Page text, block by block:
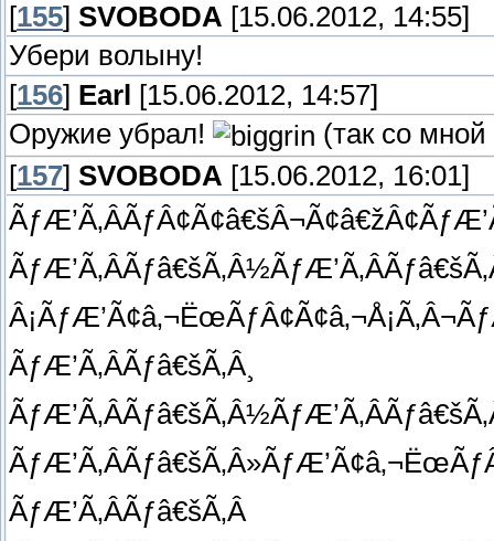
[155] SVOBODA [15.06.2012, 14:55]
Убери волыну!
[156] Earl
[15.06.2012, 14:57]
Оружие убрал!
(так со
[157] SVOBODA [15.06.2012, 16:01]
ÃƒÆ’Ã‚ÂÃƒâ€šÃ‚Â¸
ÃƒÆ’Ã‚ÂÃƒâ€šÃ‚Â